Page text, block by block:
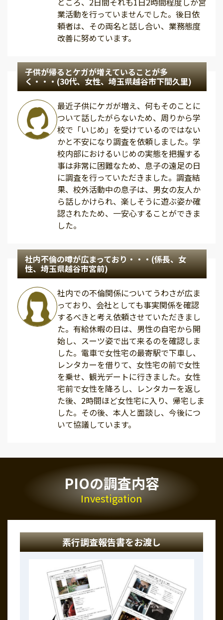
業活動を行っていませんでした。後日依
頼者は、その両名と話し合い、業務態度
改善に努めています。
子供が帰るとケガが増えていることが多
く・・・(30代、女性、埼玉県越谷市下間久里)
最近子供にケガが増え、何もそのことに
ついて話したがらないため、周りから学
校で「いじめ」を受けているのではない
かと不安になり調査を依頼しました。学
校内部におけるいじめの実態を把握する
事は非常に困難なため、息子の遠足の日
に調査を行っていただきました。調査結
果、校外活動中の息子は、男女の友人か
ら話しかけられ、楽しそうに遊ぶ姿か確
認されたため、一安心することができま
した。
社内不倫の噂が広まっており・・・(係長、女
性、埼玉県越谷市宮前)
社内での不倫関係についてうわさが広ま
っており、会社としても事実関係を確認
するべきと考え依頼させていただきまし
た。有給休暇の日は、男性の自宅から開
始し、スーツ姿で出て来るのを確認しま
した。電車で女性宅の最寄駅で下車し、
レンタカーを借りて、女性宅の前で女性
を乗せ、観光デートに行きました。女性
宅前で女性を降ろし、レンタカーを返し
た後、2時間ほど女性宅に入り、帰宅しま
した。その後、本人と面談し、今後につ
いて協議しています。
PIOの調査内容
Investigation
素行調査報告書をお渡し